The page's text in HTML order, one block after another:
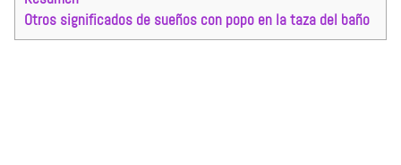
Otros significados de sueños con popo en la taza del baño